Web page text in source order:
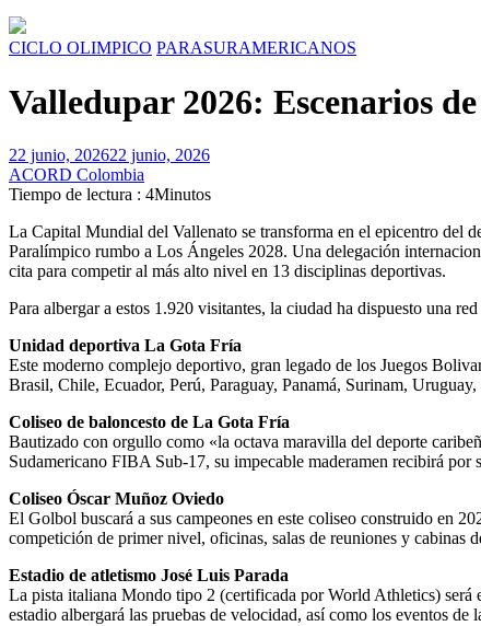
CICLO OLIMPICO PARASURAMERICANOS
Valledupar 2026: Escenarios
22 junio, 202622 junio, 2026
ACORD Colombia
Tiempo de lectura : 4Minutos
La Capital Mundial del Vallenato se transforma en el epicentro del
Paralímpico rumbo a Los Ángeles 2028. Una delegación
cita para competir al más alto nivel en 13 disciplinas deportivas.
Para albergar a estos 1.920 visitantes, la ciudad ha dispuesto una
Unidad deportiva La Gota Fría
Este moderno complejo deportivo, gran legado de los Juegos
Brasil, Chile, Ecuador, Perú, Paraguay, Panamá, Surinam,
Coliseo de baloncesto de La Gota Fría
Bautizado con orgullo como «la octava maravilla del deporte
Sudamericano FIBA Sub-17, su impecable maderamen recibirá
Coliseo Óscar Muñoz Oviedo
El Golbol buscará a sus campeones en este coliseo construido en
competición de primer nivel, oficinas, salas de reuniones y cabinas
Estadio de atletismo José Luis Parada
La pista italiana Mondo tipo 2 (certificada por World Athletics) será
estadio albergará las pruebas de velocidad, así como los eventos